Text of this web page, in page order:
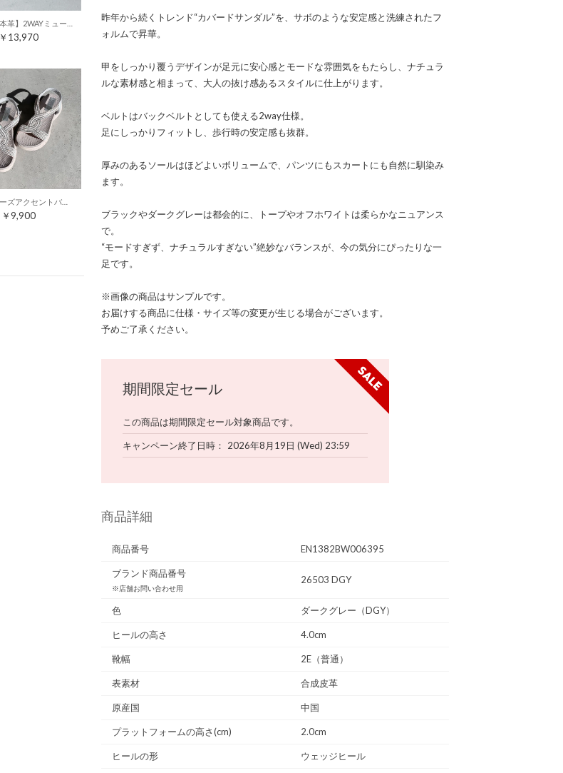
￥13,970
￥9,900
昨年から続くトレンド“カバードサンダル”を、サボのような安定感と洗練されたフ
ォルムで昇華。
甲をしっかり覆うデザインが足元に安心感とモードな雰囲気をもたらし、ナチュラ
ルな素材感と相まって、大人の抜け感あるスタイルに仕上がります。
ベルトはバックベルトとしても使える2way仕様。
足にしっかりフィットし、歩行時の安定感も抜群。
厚みのあるソールはほどよいボリュームで、パンツにもスカートにも自然に馴染み
ます。
ブラックやダークグレーは都会的に、トープやオフホワイトは柔らかなニュアンス
で。
“モードすぎず、ナチュラルすぎない”絶妙なバランスが、今の気分にぴったりな一
足です。
※画像の商品はサンプルです。
お届けする商品に仕様・サイズ等の変更が生じる場合がございます。
予めご了承ください。
期間限定セール
この商品は期間限定セール対象商品です。
キャンペーン終了日時 2026年8月19日 (Wed) 23:59
商品詳細
商品番号 EN1382BW006395
ブランド商品番号
※店舗お問い合わせ用
26503 DGY
色 ダークグレー（DGY）
ヒールの高さ 4.0cm
靴幅 2E（普通）
表素材 合成皮革
原産国 中国
プラットフォームの高さ(cm) 2.0cm
ヒールの形 ウェッジヒール